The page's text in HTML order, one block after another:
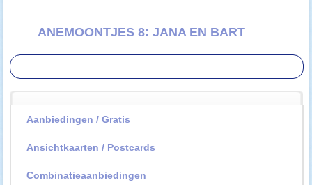
ANEMOONTJES 8: JANA EN BART
Aanbiedingen / Gratis
Ansichtkaarten / Postcards
Combinatieaanbiedingen